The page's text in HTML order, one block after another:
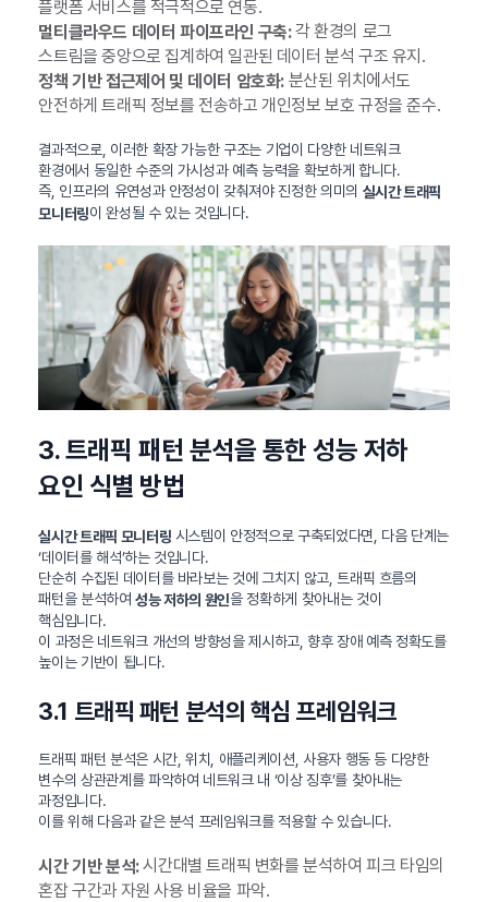
플랫폼 서비스를 적극적으로 연동.
멀티클라우드 데이터 파이프라인 구축:각 환경의 로그
스트림을 중앙으로 집계하여 일관된 데이터 분석 구조 유지.
정책 기반 접근제어 및 데이터 암호화:분산된 위치에서도
안전하게 트래픽 정보를 전송하고 개인정보 보호 규정을 준수.
결과적으로, 이러한 확장 가능한 구조는 기업이 다양한 네트워크
환경에서 동일한 수준의 가시성과 예측 능력을 확보하게 합니다.
즉, 인프라의 유연성과 안정성이 갖춰져야 진정한 의미의 실시간 트래픽
모니터링이 완성될 수 있는 것입니다.
3. 트래픽 패턴 분석을 통한 성능 저하
요인 식별 방법
실시간 트래픽 모니터링 시스템이 안정적으로 구축되었다면, 다음 단계는
‘데이터를 해석’하는 것입니다.
단순히 수집된 데이터를 바라보는 것에 그치지 않고, 트래픽 흐름의
패턴을 분석하여성능 저하의 원인을 정확하게 찾아내는 것이
핵심입니다.
이 과정은 네트워크 개선의 방향성을 제시하고, 향후 장애 예측 정확도를
높이는 기반이 됩니다.
3.1 트래픽 패턴 분석의 핵심 프레임워크
트래픽 패턴 분석은 시간, 위치, 애플리케이션, 사용자 행동 등 다양한
변수의 상관관계를 파악하여 네트워크 내 ‘이상 징후’를 찾아내는
과정입니다.
이를 위해 다음과 같은 분석 프레임워크를 적용할 수 있습니다.
시간 기반 분석:시간대별 트래픽 변화를 분석하여 피크 타임의
혼잡 구간과 자원 사용 비율을 파악.